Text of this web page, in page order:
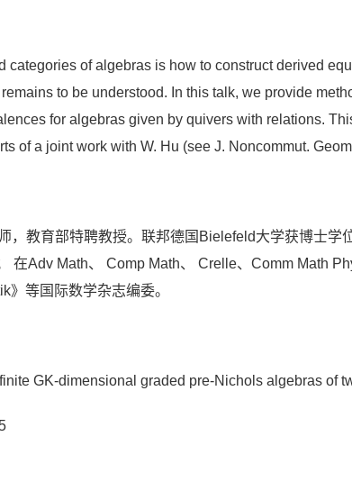
categories of algebras is how to construct derived
to be understood. In this talk, we provide
for algebras given by quivers with relations.
of a joint work with W. Hu (see J. Noncommut.
，教育部特聘教授。联邦德国Bielefeld大学获博士
在Adv Math、 Comp Math、 Crelle、Comm Math
》等国际数学杂志编委。
GK-dimensional graded pre-Nichols algebras of